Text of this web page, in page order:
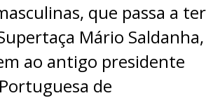
que passa a ter
Mário Saldanha,
ao antigo presidente
de